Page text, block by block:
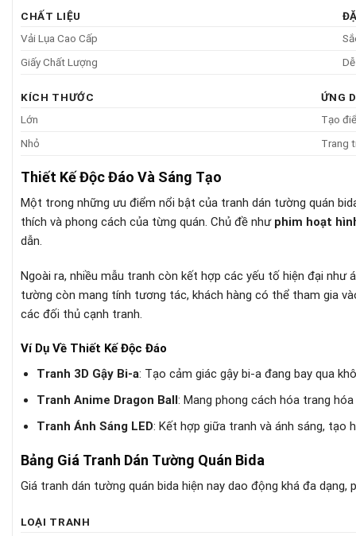
CHẤT LIỆU
Vải Lụa Cao Cấp
Giấy Chất Lượng
KÍCH THƯỚC
ỨNG
Lớn
Tạo
Nhỏ
Trang
Thiết Kế Độc Đáo Và Sáng Tạo
Một trong những ưu điểm nổi bật của tranh dán tường quán
thích và phong cách của từng quán. Chủ đề như phim hoạt
dẫn.
Ngoài ra, nhiều mẫu tranh còn kết hợp các yếu tố hiện đại
tường còn mang tính tương tác, khách hàng có thể tham gia
các đối thủ cạnh tranh.
Ví Dụ Về Thiết Kế Độc Đáo
Tranh 3D Gậy Bi-a: Tạo cảm giác gậy bi-a đang bay qua
Tranh Anime Dragon Ball: Mang phong cách hóa trang
Tranh Ánh Sáng LED: Kết hợp giữa tranh và ánh sáng, tạo
Bảng Giá Tranh Dán Tường Quán Bida
Giá tranh dán tường quán bida hiện nay dao động khá đa
LOẠI TRANH